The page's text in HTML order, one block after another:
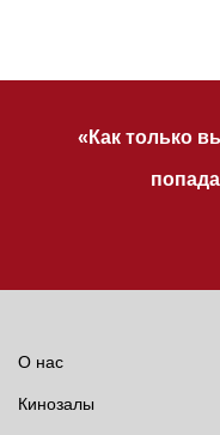
«Как только
О нас
Кинозалы